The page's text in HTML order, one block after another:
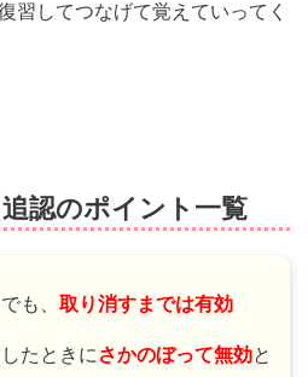
習してつなげて覚えていってく
認のポイント一覧
も、 取り消すまでは有効
たときに さかのぼって無効と